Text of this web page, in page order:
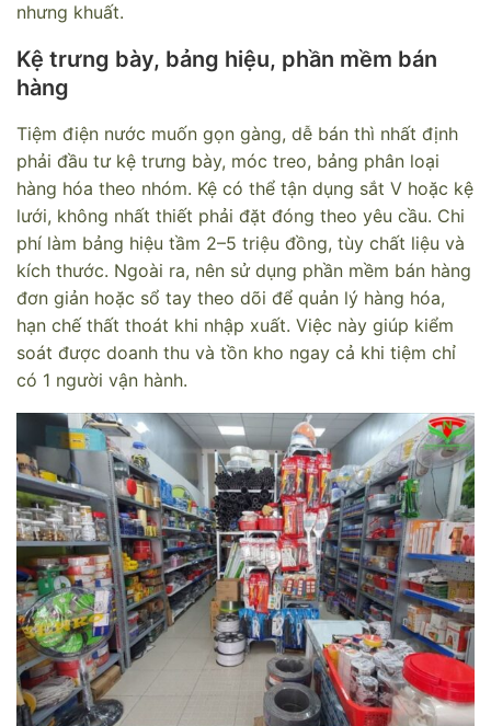
nhưng khuất.
Kệ trưng bày, bảng hiệu, phần mềm bán
hàng
Tiệm điện nước muốn gọn gàng, dễ bán thì nhất định
phải đầu tư kệ trưng bày, móc treo, bảng phân loại
hàng hóa theo nhóm. Kệ có thể tận dụng sắt V hoặc kệ
lưới, không nhất thiết phải đặt đóng theo yêu cầu. Chi
phí làm bảng hiệu tầm 2–5 triệu đồng, tùy chất liệu và
kích thước. Ngoài ra, nên sử dụng phần mềm bán hàng
đơn giản hoặc sổ tay theo dõi để quản lý hàng hóa,
hạn chế thất thoát khi nhập xuất. Việc này giúp kiểm
soát được doanh thu và tồn kho ngay cả khi tiệm chỉ
có 1 người vận hành.